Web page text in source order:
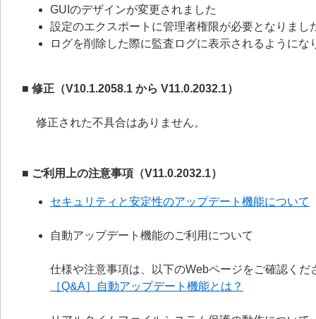
GUIのデザインが変更されました
設定のエクスポートに管理者権限が必要となりまし
ログを削除した際に監査ログに表示されるようにな
■ 修正（V10.1.2058.1 から V11.0.2032.1）
修正された不具合はありません。
■ ご利用上の注意事項（V11.0.2032.1）
セキュリティと安定性のアップデート機能について
自動アップデート機能のご利用について
仕様や注意事項は、以下のWebページをご確認くだ
［Q&A］自動アップデート機能とは？